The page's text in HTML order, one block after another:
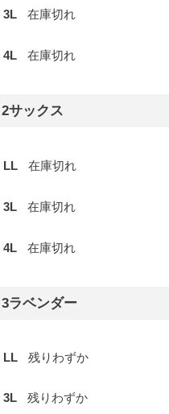
3L 在庫切れ
4L 在庫切れ
2サックス
LL 在庫切れ
3L 在庫切れ
4L 在庫切れ
3ラベンダー
LL 残りわずか
3L 残りわずか